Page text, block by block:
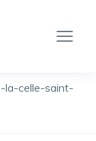
la-celle-saint-